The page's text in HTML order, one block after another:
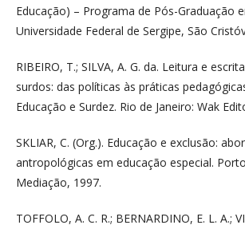
Educação) – Programa de Pós-Graduação
Universidade Federal de Sergipe, São
RIBEIRO, T.; SILVA, A. G. da. Leitura e
surdos: das políticas às práticas
Educação e Surdez. Rio de Janeiro: Wak
SKLIAR, C. (Org.). Educação e exclusão:
antropológicas em educação especial.
Mediação, 1997.
TOFFOLO, A. C. R.; BERNARDINO, E. L. A.;